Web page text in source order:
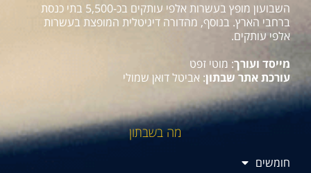
השבועון מופץ בעשרות אלפי עותקים בכ-5,500 בתי כנסת
ברחבי הארץ. בנוסף, מהדורה דיגיטלית המופצת בעשרות
אלפי עותקים.
מייסד ועורך: מוטי זפט
עורכת אתר שבתון: אביטל דואן שמולי
מה בשבתון
חומשים